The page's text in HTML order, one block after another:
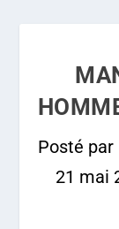
Posté par
21 mai